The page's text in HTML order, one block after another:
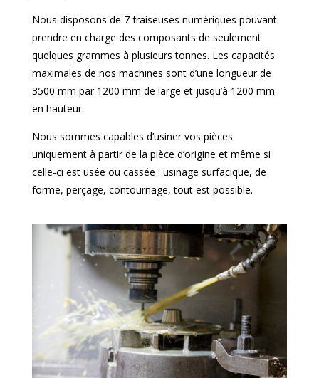
Nous disposons de 7 fraiseuses numériques pouvant
prendre en charge des composants de seulement
quelques grammes à plusieurs tonnes. Les capacités
maximales de nos machines sont d’une longueur de
3500 mm par 1200 mm de large et jusqu’à 1200 mm
en hauteur.
Nous sommes capables d’usiner vos pièces
uniquement à partir de la pièce d’origine et même si
celle-ci est usée ou cassée : usinage surfacique, de
forme, perçage, contournage, tout est possible.